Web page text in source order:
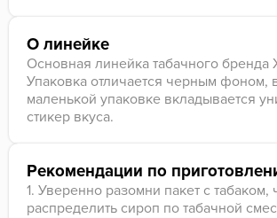
О линейке
Основная линейка табачного бренда
Упаковка отличается черным фоном,
маленькой упаковке вкладывается
стикер вкуса.
Рекомендации по
1. Уверенно разомни пакет с табаком,
распределить сироп по табачной